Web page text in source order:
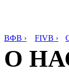
ВФВ › FIVB ›
О